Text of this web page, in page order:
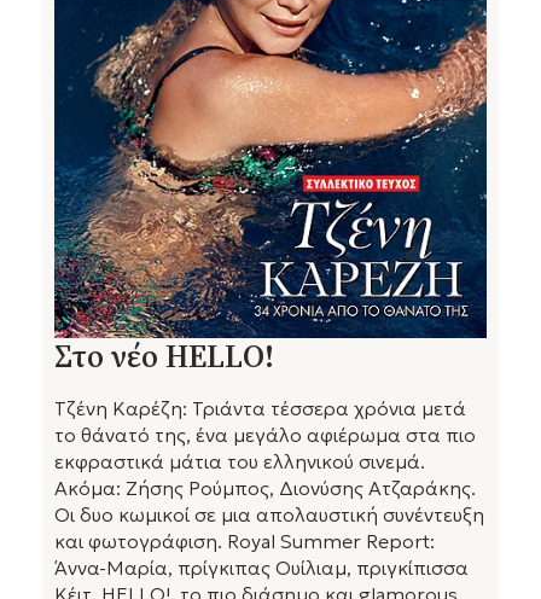
Στο νέο HELLO!
Τζένη Καρέζη: Τριάντα τέσσερα χρόνια μετά
το θάνατό της, ένα μεγάλο αφιέρωμα στα πιο
εκφραστικά μάτια του ελληνικού σινεμά.
Ακόμα: Ζήσης Ρούμπος, Διονύσης Ατζαράκης.
Οι δυο κωμικοί σε μια απολαυστική συνέντευξη
και φωτογράφιση. Royal Summer Report:
Άννα-Μαρία, πρίγκιπας Ουίλιαμ, πριγκίπισσα
Κέιτ. HELLO!, το πιο διάσημο και glamorous